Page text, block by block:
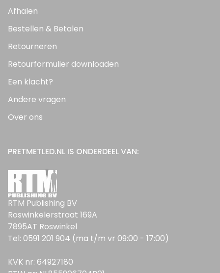
Afhalen
Bestellen & Betalen
Retourneren
Retourformulier downloaden
Een klacht?
Andere vragen
Over ons
PRETMETLED.NL IS ONDERDEEL VAN:
RTM Publishing BV
Roswinkelerstraat 169A
7895AT Roswinkel
Tel: 0591 201 904 (ma t/m vr 09:00 - 17:00)
KVK nr: 64927180